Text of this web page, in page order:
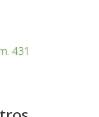
431